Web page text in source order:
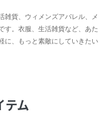
雑貨、ウィメンズアパレル、メ
す。衣服、生活雑貨など、あた
に、もっと素敵にしていきたい
テム